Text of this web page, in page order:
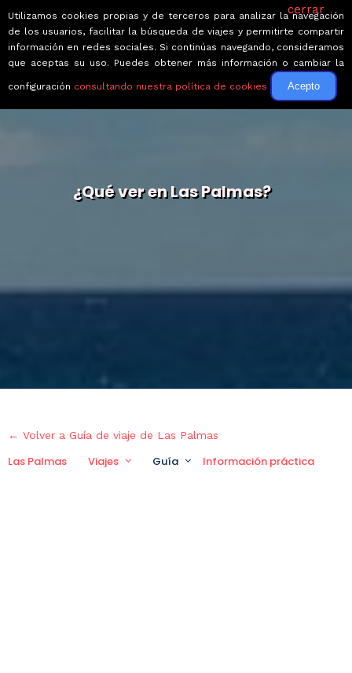
¿Qué ver en Las Palmas?
← Volver a Guía de viaje de Las Palmas
Las Palmas Viajes Guía Información práctica
cerrar
Utilizamos cookies propias y de terceros para analizar la navegación
de los usuarios, facilitar la búsqueda de viajes y permitirte compartir
información en redes sociales. Si continúas navegando, consideramos
que aceptas su uso. Puedes obtener más información o cambiar la
configuración consultando nuestra política de cookies Acepto